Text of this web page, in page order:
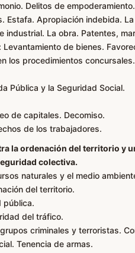
Delitos de empoderamiento.
Estafa. Apropiación indebida.
industrial. La obra. Patentes,
Levantamiento de bienes.
los procedimientos concursales.
Pública y la Seguridad Social.
de capitales. Decomiso.
de los trabajadores.
la ordenación del territorio y
colectiva.
naturales y el medio
del territorio.
pública.
del tráfico.
criminales y terroristas.
Tenencia de armas.